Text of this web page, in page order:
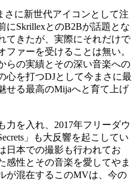
さに新世代アイコンとして注
にSkrillexとのB2Bが話題とな
てきたが、実際にそれだけで
ファーを受けることは無い。
らの実績とその深い音楽への
心を打つDJとして今まさに最
せる最高のMijaへと育て上げ
力を入れ、2017年フリーダウ
」も大反響を起こしてい
日本での撮影も行われてお
感性とその音楽を愛してやま
が混在するこのMVは、今の